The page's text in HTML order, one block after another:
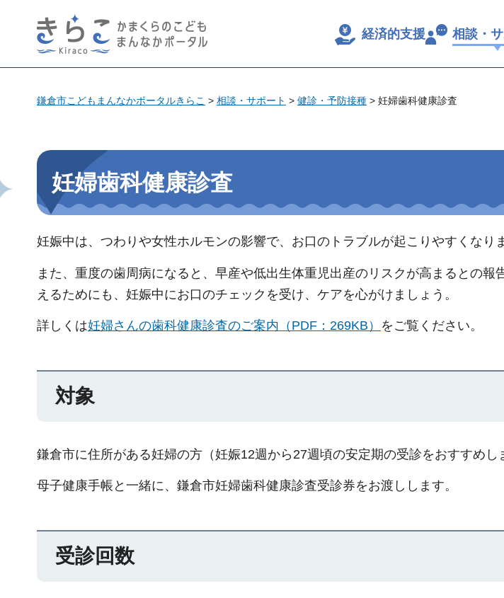
きらこ かまくらのこども
まんなかポータル
経済的支援 相談・
鎌倉市こどもまんなかポータルきらこ > 相談・サポート > 健診・予防接種 > 妊婦歯科健康診査
妊婦歯科健康診査
妊娠中は、つわりや女性ホルモンの影響で、お口のトラブルが起こりやすくなり
また、重度の歯周病になると、早産や低出生体重児出産のリスクが高まるとの報
えるためにも、妊娠中にお口のチェックを受け、ケアを心がけましょう。
詳しくは妊婦さんの歯科健康診査のご案内（PDF：269KB） をご覧ください。
対象
鎌倉市に住所がある妊婦の方（妊娠12週から27週頃の安定期の受診をおすすめし
母子健康手帳と一緒に、鎌倉市妊婦歯科健康診査受診券をお渡しします。
受診回数